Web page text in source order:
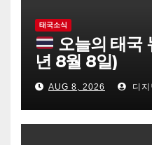
태국소식
오늘의 태국
년 8월 8일)
AUG 8, 2026 디